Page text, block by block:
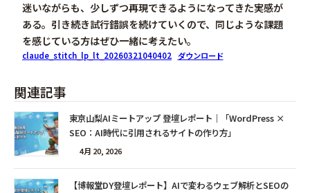
迷いながらも、少しずつ再現できるようになってきた実感が
ある。引き続き試行錯誤を続けていくので、同じような課題
を感じている方はぜひ一緒に考えたい。
claude_stitch_lp_lt_20260321040402 ダウンロード
関連記事
東京山梨AIミートアップ 登壇レポート｜「WordPress ×
SEO：AI時代に引用されるサイトの作り方」
4月 20, 2026
【博報堂DY登壇レポート】AIで変わるウェブ解析とSEOの